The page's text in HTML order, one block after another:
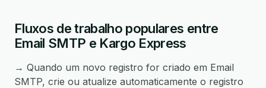
Fluxos de trabalho populares entre
Email SMTP e Kargo Express
→ Quando um novo registro for criado em Email
SMTP, crie ou atualize automaticamente o registro